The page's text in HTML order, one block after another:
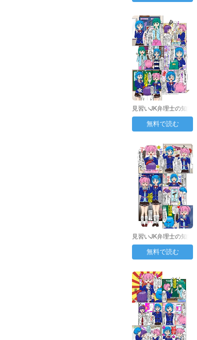
見習いJK弁理士の知財
日誌 第31日目：…
無料で読む
見習いJK弁理士の知財
日誌 第36日目：…
無料で読む